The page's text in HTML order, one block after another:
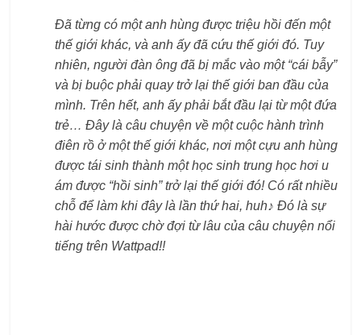
Đã từng có một anh hùng được triệu hồi đến một
thế giới khác, và anh ấy đã cứu thế giới đó. Tuy
nhiên, người đàn ông đã bị mắc vào một “cái bẫy”
và bị buộc phải quay trở lại thế giới ban đầu của
mình. Trên hết, anh ấy phải bắt đầu lại từ một đứa
trẻ… Đây là câu chuyện về một cuộc hành trình
điên rồ ở một thế giới khác, nơi một cựu anh hùng
được tái sinh thành một học sinh trung học hơi u
ám được “hồi sinh” trở lại thế giới đó! Có rất nhiều
chỗ để làm khi đây là lần thứ hai, huh♪ Đó là sự
hài hước được chờ đợi từ lâu của câu chuyện nổi
tiếng trên Wattpad!!